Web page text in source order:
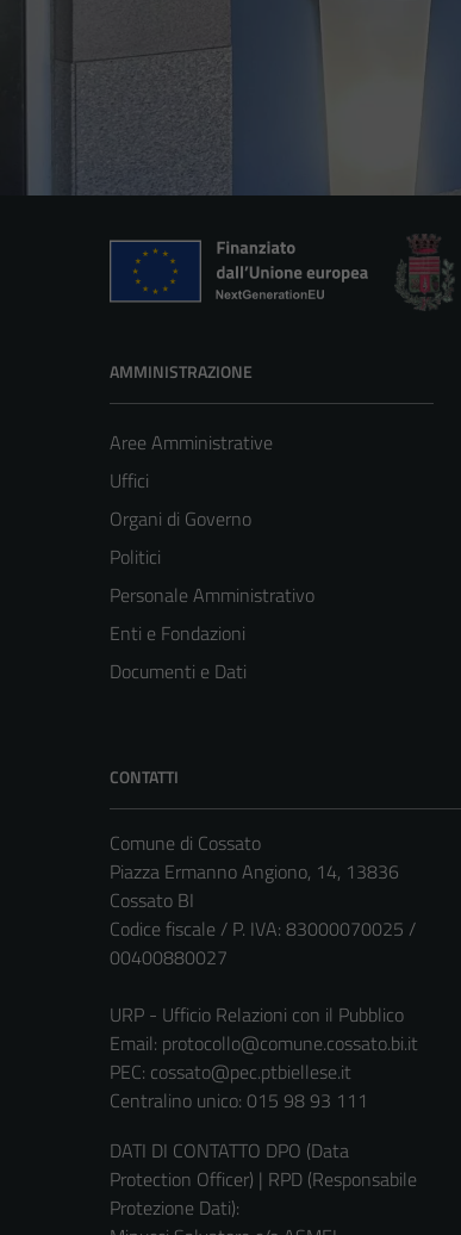
AMMINISTRAZIONE
Aree Amministrative
Uffici
Organi di Governo
Politici
Personale Amministrativo
Enti e Fondazioni
Documenti e Dati
CONTATTI
Comune di Cossato
Piazza Ermanno Angiono, 14, 13836
Cossato BI
Codice fiscale / P. IVA: 83000070025 /
00400880027
URP - Ufficio Relazioni con il Pubblico
Email: protocollo@comune.cossato.bi.it
PEC: cossato@pec.ptbiellese.it
Centralino unico: 015 98 93 111
DATI DI CONTATTO DPO (Data
Protection Officer) | RPD (Responsabile
Protezione Dati):